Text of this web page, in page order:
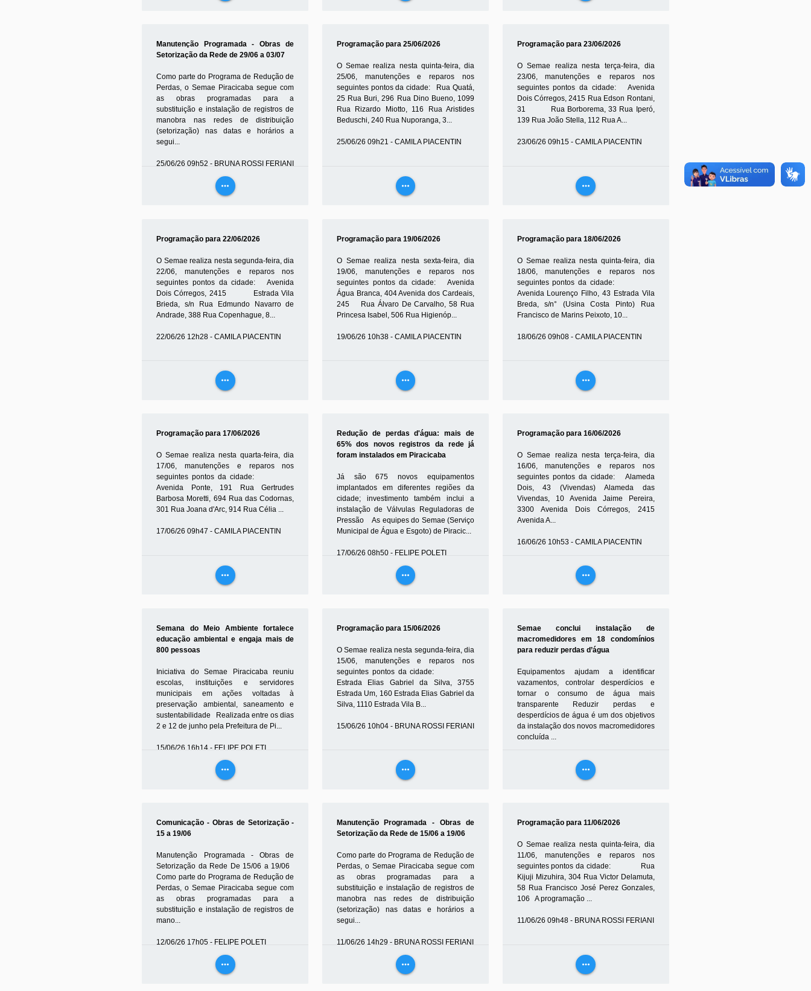
Manutenção Programada - Obras de
Setorização da Rede de 29/06 a 03/07
Como parte do Programa de Redução de
Perdas, o Semae Piracicaba segue com
as obras programadas para a
substituição e instalação de registros de
manobra nas redes de distribuição
(setorização) nas datas e horários a
segui...
25/06/26 09h52 - BRUNA ROSSI FERIANI
more_horiz
Programação para 25/06/2026
O Semae realiza nesta quinta-feira, dia
25/06, manutenções e reparos nos
seguintes pontos da cidade: Rua Quatá,
25 Rua Buri, 296 Rua Dino Bueno, 1099
Rua Rizardo Miotto, 116 Rua Aristides
Beduschi, 240 Rua Nuporanga, 3...
25/06/26 09h21 - CAMILA PIACENTIN
more_horiz
Programação para 23/06/2026
O Semae realiza nesta terça-feira, dia
23/06, manutenções e reparos nos
seguintes pontos da cidade: Avenida
Dois Córregos, 2415 Rua Edson Rontani,
31 Rua Borborema, 33 Rua Iperó,
139 Rua João Stella, 112 Rua A...
23/06/26 09h15 - CAMILA PIACENTIN
more_horiz
Programação para 22/06/2026
O Semae realiza nesta segunda-feira, dia
22/06, manutenções e reparos nos
seguintes pontos da cidade: Avenida
Dois Córregos, 2415 Estrada Vila
Brieda, s/n Rua Edmundo Navarro de
Andrade, 388 Rua Copenhague, 8...
22/06/26 12h28 - CAMILA PIACENTIN
more_horiz
Programação para 19/06/2026
O Semae realiza nesta sexta-feira, dia
19/06, manutenções e reparos nos
seguintes pontos da cidade: Avenida
Água Branca, 404 Avenida dos Cardeais,
245 Rua Álvaro De Carvalho, 58 Rua
Princesa Isabel, 506 Rua Higienóp...
19/06/26 10h38 - CAMILA PIACENTIN
more_horiz
Programação para 18/06/2026
O Semae realiza nesta quinta-feira, dia
18/06, manutenções e reparos nos
seguintes pontos da cidade:
Avenida Lourenço Filho, 43 Estrada Vila
Breda, s/n° (Usina Costa Pinto) Rua
Francisco de Marins Peixoto, 10...
18/06/26 09h08 - CAMILA PIACENTIN
more_horiz
Programação para 17/06/2026
O Semae realiza nesta quarta-feira, dia
17/06, manutenções e reparos nos
seguintes pontos da cidade:
Avenida Ponte, 191 Rua Gertrudes
Barbosa Moretti, 694 Rua das Codornas,
301 Rua Joana d'Arc, 914 Rua Célia ...
17/06/26 09h47 - CAMILA PIACENTIN
more_horiz
Redução de perdas d'água: mais de
65% dos novos registros da rede já
foram instalados em Piracicaba
Já são 675 novos equipamentos
implantados em diferentes regiões da
cidade; investimento também inclui a
instalação de Válvulas Reguladoras de
Pressão As equipes do Semae (Serviço
Municipal de Água e Esgoto) de Piracic...
17/06/26 08h50 - FELIPE POLETI
more_horiz
Programação para 16/06/2026
O Semae realiza nesta terça-feira, dia
16/06, manutenções e reparos nos
seguintes pontos da cidade: Alameda
Dois, 43 (Vivendas) Alameda das
Vivendas, 10 Avenida Jaime Pereira,
3300 Avenida Dois Córregos, 2415
Avenida A...
16/06/26 10h53 - CAMILA PIACENTIN
more_horiz
Semana do Meio Ambiente fortalece
educação ambiental e engaja mais de
800 pessoas
Iniciativa do Semae Piracicaba reuniu
escolas, instituições e servidores
municipais em ações voltadas à
preservação ambiental, saneamento e
sustentabilidade Realizada entre os dias
2 e 12 de junho pela Prefeitura de Pi...
15/06/26 16h14 - FELIPE POLETI
more_horiz
Programação para 15/06/2026
O Semae realiza nesta segunda-feira, dia
15/06, manutenções e reparos nos
seguintes pontos da cidade:
Estrada Elias Gabriel da Silva, 3755
Estrada Um, 160 Estrada Elias Gabriel da
Silva, 1110 Estrada Vila B...
15/06/26 10h04 - BRUNA ROSSI FERIANI
more_horiz
Semae conclui instalação de
macromedidores em 18 condomínios
para reduzir perdas d’água
Equipamentos ajudam a identificar
vazamentos, controlar desperdícios e
tornar o consumo de água mais
transparente Reduzir perdas e
desperdícios de água é um dos objetivos
da instalação dos novos macromedidores
concluída ...
12/06/26 17h26 - FELIPE POLETI
more_horiz
Comunicação - Obras de Setorização -
15 a 19/06
Manutenção Programada - Obras de
Setorização da Rede De 15/06 a 19/06
Como parte do Programa de Redução de
Perdas, o Semae Piracicaba segue com
as obras programadas para a
substituição e instalação de registros de
mano...
12/06/26 17h05 - FELIPE POLETI
more_horiz
Manutenção Programada - Obras de
Setorização da Rede de 15/06 a 19/06
Como parte do Programa de Redução de
Perdas, o Semae Piracicaba segue com
as obras programadas para a
substituição e instalação de registros de
manobra nas redes de distribuição
(setorização) nas datas e horários a
segui...
11/06/26 14h29 - BRUNA ROSSI FERIANI
more_horiz
Programação para 11/06/2026
O Semae realiza nesta quinta-feira, dia
11/06, manutenções e reparos nos
seguintes pontos da cidade: Rua
Kijuji Mizuhira, 304 Rua Victor Delamuta,
58 Rua Francisco José Perez Gonzales,
106 A programação ...
11/06/26 09h48 - BRUNA ROSSI FERIANI
more_horiz